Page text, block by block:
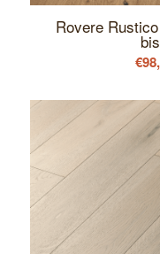
Rovere
€